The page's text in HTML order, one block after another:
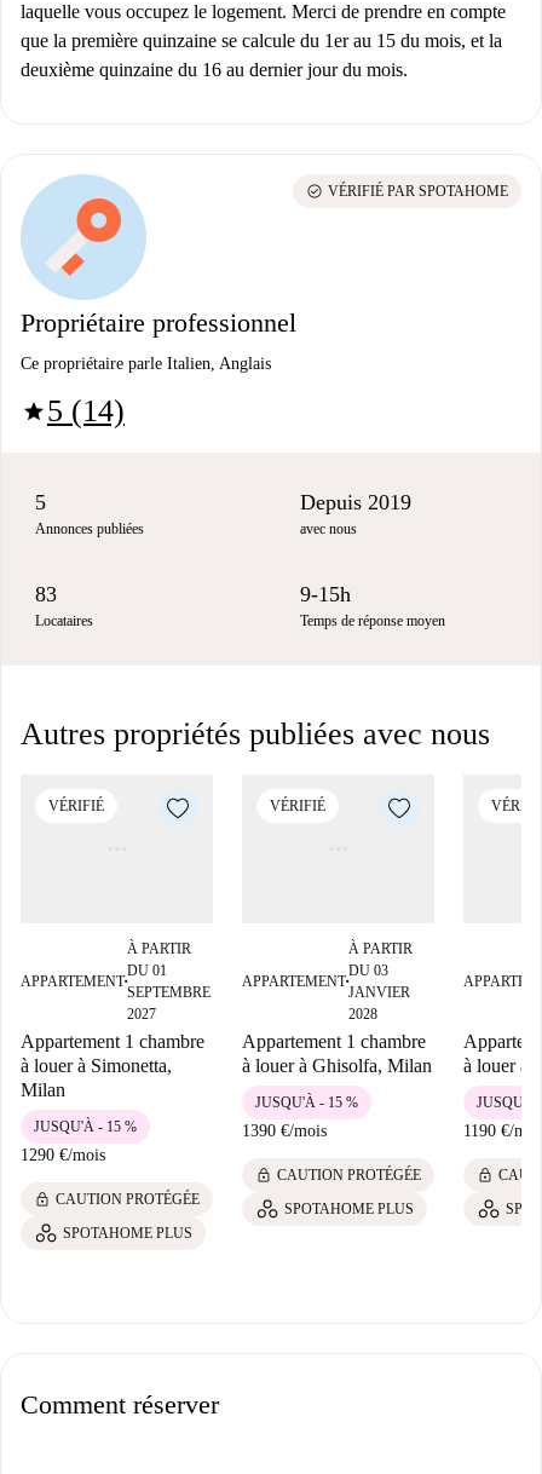
laquelle vous occupez le logement. Merci de prendre en compte
que la première quinzaine se calcule du 1er au 15 du mois, et la
deuxième quinzaine du 16 au dernier jour du mois.
Propriétaire professionnel
Ce propriétaire parle Italien, Anglais
star5 (14)
check_circle VÉRIFIÉ PAR SPOTAHOME
5
Annonces publiées
Depuis 2019
avec nous
83
Locataires
9-15h
Temps de réponse moyen
Autres propriétés publiées avec nous
VÉRIFIÉ
APPARTEMENT■
À PARTIR
DU 01
SEPTEMBRE
2027
Appartement 1 chambre
à louer à Simonetta,
Milan
1290 €/mois
JUSQU'À - 15 %
lock CAUTION PROTÉGÉE
SPOTAHOME PLUS
VÉRIFIÉ
APPARTEMENT■
À PARTIR
DU 03
JANVIER
2028
Appartement 1 chambre
à louer à Ghisolfa, Milan
1390 €/mois
JUSQU'À - 15 %
lock CAUTION PROTÉGÉE
SPOTAHOME PLUS
à louer à
1190 €/
JUSQU'À
lock
Comment réserver